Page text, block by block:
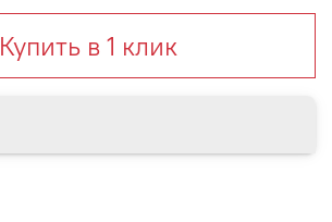
Купить в 1 клик